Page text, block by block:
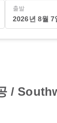
출발
2026년 8월 7
/